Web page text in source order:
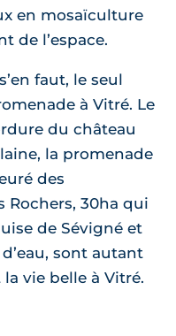
en mosaïculture
de l’espace.
faut, le seul
à Vitré. Le
du château
la promenade
des
Rochers, 30ha qui
de Sévigné et
sont autant
vie belle à Vitré.